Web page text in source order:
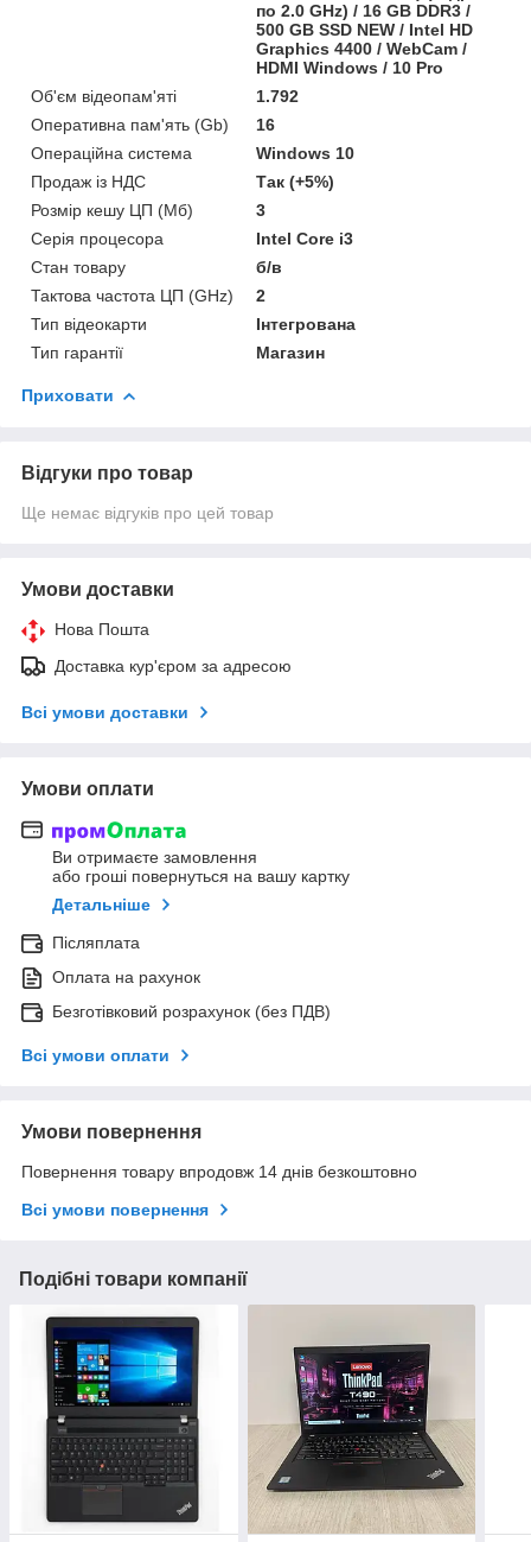
по 2.0 GHz) / 16 GB DDR3 /
500 GB SSD NEW / Intel HD
Graphics 4400 / WebCam /
HDMI Windows / 10 Pro
Об'єм відеопам'яті
1.792
Оперативна пам'ять (Gb)
16
Операційна система
Windows 10
Продаж із НДС
Так (+5%)
Розмір кешу ЦП (Мб)
3
Серія процесора
Intel Core i3
Стан товару
б/в
Тактова частота ЦП (GHz)
2
Тип відеокарти
Інтегрована
Тип гарантії
Магазин
Приховати
Відгуки про товар
Ще немає відгуків про цей товар
Умови доставки
Нова Пошта
Доставка кур'єром за адресою
Всі умови доставки
Умови оплати
Ви отримаєте замовлення
або гроші повернуться на вашу картку
Детальніше
Післяплата
Оплата на рахунок
Безготівковий розрахунок (без ПДВ)
Всі умови оплати
Умови повернення
Повернення товару впродовж 14 днів безкоштовно
Всі умови повернення
Подібні товари компанії